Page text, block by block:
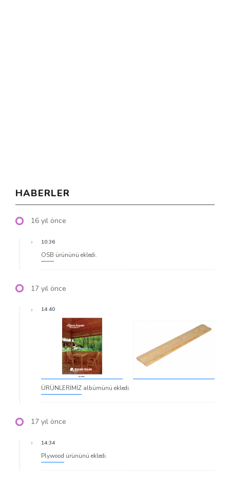
HABERLER
16 yıl önce
10:36
OSB ürününü ekledi.
17 yıl önce
14:40
ÜRÜNLERİMİZ albümünü ekledi.
17 yıl önce
14:34
Plywood ürününü ekledi.